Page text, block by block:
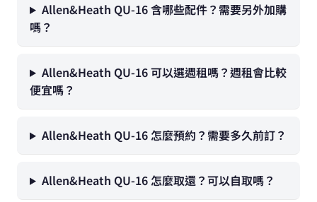
Allen&Heath QU-16 含哪些配件？需要另外加購
嗎？
Allen&Heath QU-16 可以選週租嗎？週租會比較
便宜嗎？
Allen&Heath QU-16 怎麼預約？需要多久前訂？
Allen&Heath QU-16 怎麼取還？可以自取嗎？